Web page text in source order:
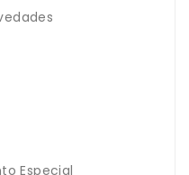
Especial